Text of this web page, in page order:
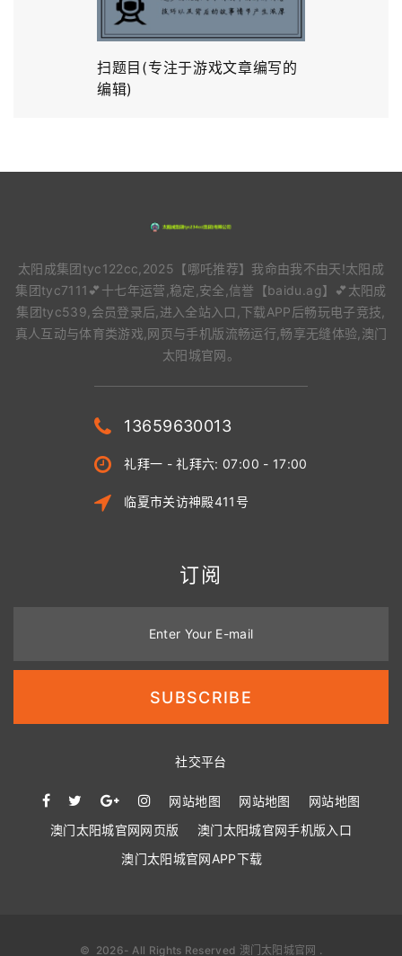
扫题目(专注于游戏文章编写的
编辑)
太阳成集团tyc122cc,2025【哪吒推荐】我命由我不由天!太阳成
集团tyc7111💕十七年运营,稳定,安全,信誉【baidu.ag】💕太阳成
集团tyc539,会员登录后,进入全站入口,下载APP后畅玩电子竞技,
真人互动与体育类游戏,网页与手机版流畅运行,畅享无缝体验,澳门
太阳城官网。
13659630013
礼拜一 - 礼拜六: 07:00 - 17:00
临夏市关访神殿411号
订阅
Enter Your E-mail
SUBSCRIBE
社交平台
网站地图 网站地图
网站地图
澳门太阳城官网网页版
澳门太阳城官网手机版入口
澳门太阳城官网APP下载
© 2026- All Rights Reserved 澳门太阳城官网 .